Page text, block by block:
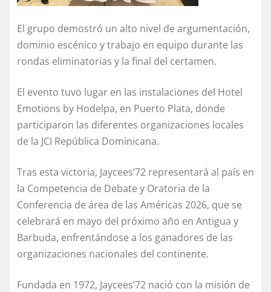
El grupo demostró un alto nivel de argumentación,
dominio escénico y trabajo en equipo durante las
rondas eliminatorias y la final del certamen.
El evento tuvo lugar en las instalaciones del Hotel
Emotions by Hodelpa, en Puerto Plata, donde
participaron las diferentes organizaciones locales
de la JCI República Dominicana.
Tras esta victoria, Jaycees’72 representará al país en
la Competencia de Debate y Oratoria de la
Conferencia de área de las Américas 2026, que se
celebrará en mayo del próximo año en Antigua y
Barbuda, enfrentándose a los ganadores de las
organizaciones nacionales del continente.
Fundada en 1972, Jaycees’72 nació con la misión de